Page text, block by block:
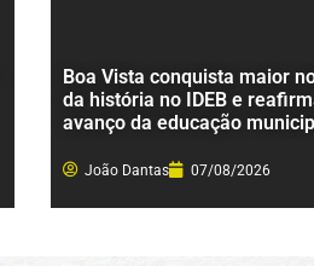
Boa Vista conquista maior
da história no IDEB e
avanço da educação
João Dantas 07/08/2026